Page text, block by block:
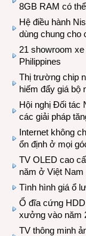
8GB RAM có
Hệ điều hành
dùng chung cho
21 showroom
Philippines
Thị trường chip
hiếm đẩy giá bộ
Hội nghị Đối tác
các giải pháp
Internet không
ổn định ở mọi
TV OLED cao
năm ở Việt Nam
Tình hình giá ổ
Ổ đĩa cứng
xưởng vào năm
TV thông minh